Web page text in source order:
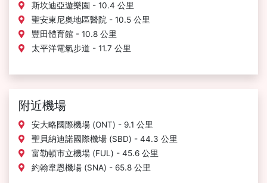
斯坎迪亞遊樂園 - 10.4 公里
聖安東尼奧地區醫院 - 10.5 公里
豐田體育館 - 10.8 公里
太平洋電氣步道 - 11.7 公里
附近機場
安大略國際機場 (ONT) - 9.1 公里
聖貝納迪諾國際機場 (SBD) - 44.3 公里
富勒頓市立機場 (FUL) - 45.6 公里
約翰韋恩機場 (SNA) - 65.8 公里